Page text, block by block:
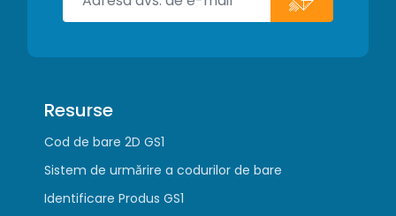
Resurse
Cod de bare 2D GS1
Sistem de urmărire a codurilor de bare
Identificare Produs GS1